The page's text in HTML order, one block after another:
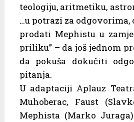
teologiju, aritmetiku,
…u potrazi za odgovorima,
prodati Mephistu u
priliku” – da još jednom
da pokuša dokučiti
pitanja.
U adaptaciji Aplauz
Muhoberac, Faust
Mephista (Marko